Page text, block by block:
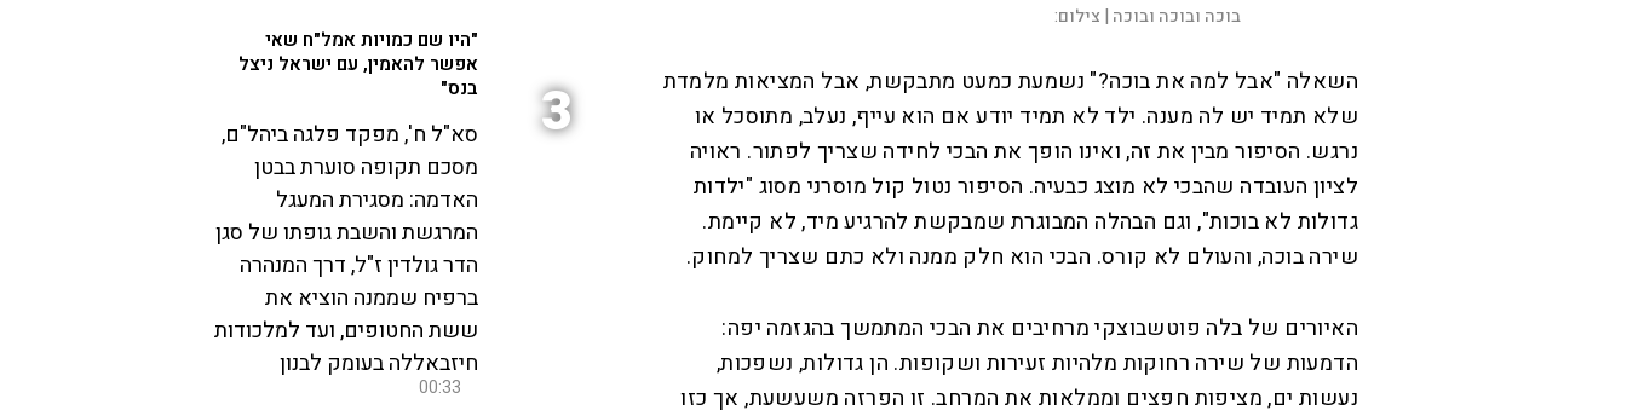
בוכה ובוכה ובוכה | צילום:
השאלה "אבל למה את בוכה?" נשמעת כמעט מתבקשת, אבל המציאות מלמדת
שלא תמיד יש לה מענה. ילד לא תמיד יודע אם הוא עייף, נעלב, מתוסכל או
נרגש. הסיפור מבין את זה, ואינו הופך את הבכי לחידה שצריך לפתור. ראויה
לציון העובדה שהבכי לא מוצג כבעיה. הסיפור נטול קול מוסרני מסוג "ילדות
גדולות לא בוכות", וגם הבהלה המבוגרת שמבקשת להרגיע מיד, לא קיימת.
שירה בוכה, והעולם לא קורס. הבכי הוא חלק ממנה ולא כתם שצריך למחוק.
האיורים של בלה פוטשבוצקי מרחיבים את הבכי המתמשך בהגזמה יפה:
הדמעות של שירה רחוקות מלהיות זעירות ושקופות. הן גדולות, נשפכות,
נעשות ים, מציפות חפצים וממלאות את המרחב. זו הפרזה משעשעת, אך כזו
3
"היו שם כמויות אמל"ח שאי
אפשר להאמין, עם ישראל ניצל
בנס"
סא"ל ח', מפקד פלגה ביהל"ם,
מסכם תקופה סוערת בבטן
האדמה: מסגירת המעגל
המרגשת והשבת גופתו של סגן
הדר גולדין ז"ל, דרך המנהרה
ברפיח שממנה הוציא את
ששת החטופים, ועד למלכודות
חיזבאללה בעומק לבנון
00:33